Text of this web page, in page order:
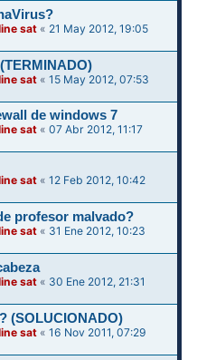
sat « 21 May 2012, 19:05
sat «15 May 2012, 07:53
de windows 7
sat «07 Abr 2012, 11:17
sat «12 Feb 2012, 10:42
profesor malvado?
sat « 31 Ene 2012, 10:23
sat « 30 Ene 2012, 21:31
(SOLUCIONADO)
sat «16 Nov 2011, 07:29